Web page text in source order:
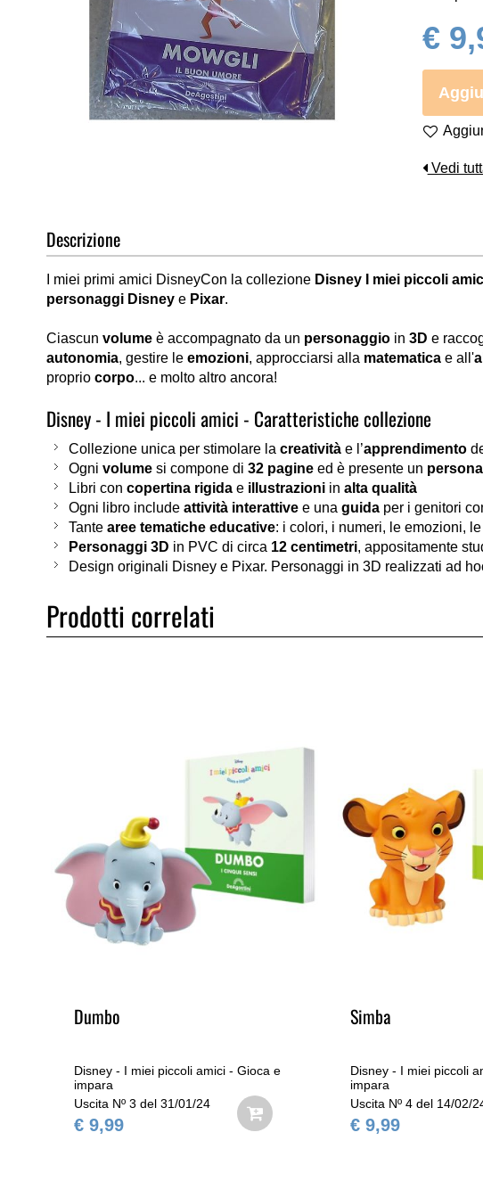
di
immagini
€
Vedi
Descrizione
I miei primi amici DisneyCon la collezione Disney I miei piccoli
personaggi Disney e Pixar.
Ciascun volume è accompagnato da un personaggio in 3D e
autonomia, gestire le emozioni, approcciarsi alla matematica e all'
proprio corpo... e molto altro ancora!
Disney - I miei piccoli amici - Caratteristiche collezione
Collezione unica per stimolare la creatività e l’apprendimento
Ogni volume si compone di 32 pagine ed è presente un
Libri con copertina rigida e illustrazioni in alta qualità
Ogni libro include attività interattive e una guida per i genitori
Tante aree tematiche educative: i colori, i numeri, le emozioni,
Personaggi 3D in PVC di circa 12 centimetri, appositamente
Design originali Disney e Pixar. Personaggi in 3D realizzati ad
Prodotti correlati
Dumbo
Disney - I miei piccoli amici - Gioca e
impara
Uscita Nº 3 del 31/01/24
€ 9,99
Simba
Disney - I miei piccoli
impara
Uscita Nº 4 del 14/02/
€ 9,99